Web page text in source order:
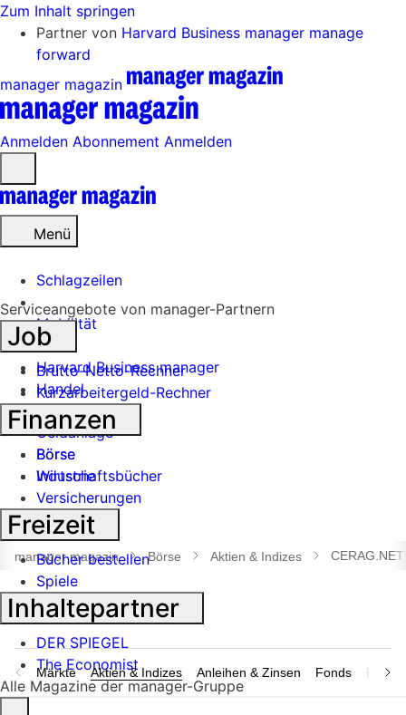
Zum Inhalt springen
Partner von Harvard Business manager manage
forward
manager magazin
Anmelden Abonnement Anmelden
öffnen
Menü
Schlagzeilen
Mobilität
Tech
Harvard Business manager
Handel
Banken
Geldanlage
Börse
Industrie
Suche
öffnen
manager magazin Börse Aktien & Indizes
Märkte Aktien & Indizes Anleihen & Zinsen Fonds
Serviceangebote von manager-Partnern
Job
Brutto-Netto-Rechner
Kurzarbeitergeld-Rechner
Finanzen
Börse
Wirtschaftsbücher
Versicherungen
Freizeit
Bücher bestellen
Spiele
Inhaltepartner
DER SPIEGEL
The Economist
Alle Magazine der manager-Gruppe